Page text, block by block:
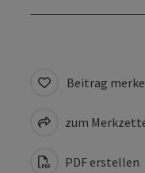
Beitrag
zum
PDF erstellen